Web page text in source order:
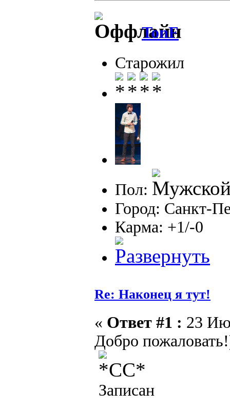
TonF
Старожил
Пол:
Город: Санкт-
Карма: +1/-0
Re: Наконец я тут!
« Ответ #1 : 23
Добро
Записан